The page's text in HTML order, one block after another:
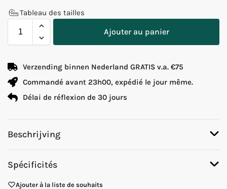
Tableau des tailles
Ajouter au panier
Verzending binnen Nederland GRATIS v.a. €75
Commandé avant 23h00, expédié le jour même.
Délai de réflexion de 30 jours
Beschrijving
Spécificités
Ajouter à la liste de souhaits